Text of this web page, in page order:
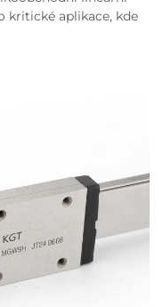
kritické aplikace, kde